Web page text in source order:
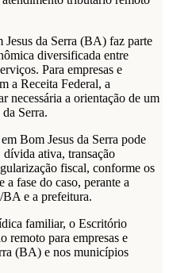
da Serra (BA) faz parte
diversificada entre
Para empresas e
a Receita Federal, a
necessária a orientação de um
Serra.
Bom Jesus da Serra pode
dívida ativa, transação
fiscal, conforme os
fase do caso, perante a
e a prefeitura.
familiar, o Escritório
remoto para empresas e
(BA) e nos municípios